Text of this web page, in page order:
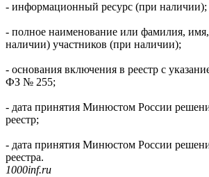
- информационный ресурс (при наличии);
- полное наименование или фамилия, имя,
наличии) участников (при наличии);
- основания включения в реестр с
ФЗ № 255;
- дата принятия Минюстом России
реестр;
- дата принятия Минюстом России
реестра.
1000inf.ru